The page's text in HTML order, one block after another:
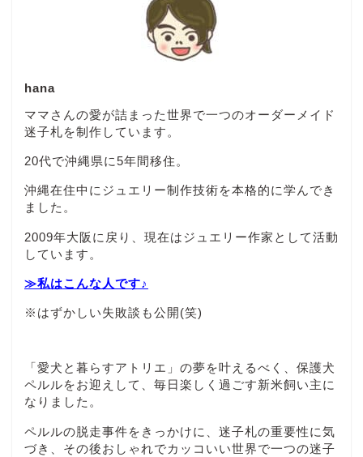
hana
ママさんの愛が詰まった世界で一つのオーダーメイド
迷子札を制作しています。
20代で沖縄県に5年間移住。
沖縄在住中にジュエリー制作技術を本格的に学んでき
ました。
2009年大阪に戻り、現在はジュエリー作家として活動
しています。
≫私はこんな人です♪
※はずかしい失敗談も公開(笑)
「愛犬と暮らすアトリエ」の夢を叶えるべく、保護犬
ペルルをお迎えして、毎日楽しく過ごす新米飼い主に
なりました。
ペルルの脱走事件をきっかけに、迷子札の重要性に気
づき、その後おしゃれでカッコいい世界で一つの迷子